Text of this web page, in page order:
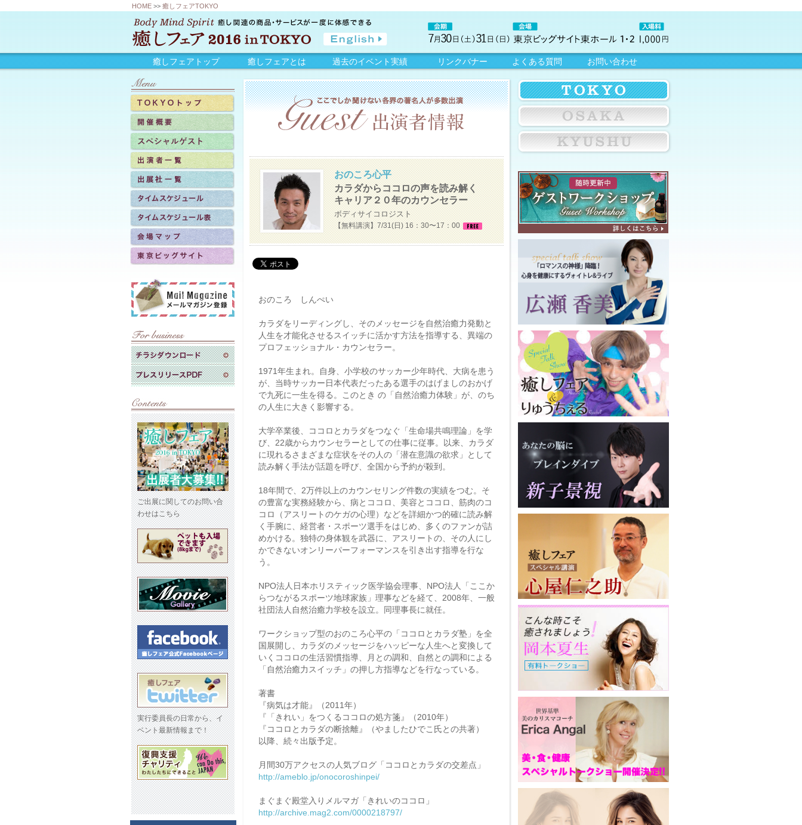
HOME>> 癒しフェアTOKYO
癒しフェアトップ 癒しフェアとは 過去のイベント実績 リンクバナー よくある質問 お問い合わせ
ご出展に関してのお問い合
わせはこちら
実行委員長の日常から、イ
ベント最新情報まで！
おのころ心平
カラダからココロの声を読み解く
キャリア２０年のカウンセラー
ボディサイコロジスト
【無料講演】7/31(日) 16：30〜17：00
おのころ しんぺい
カラダをリーディングし、そのメッセージを自然治癒力発動と
人生を才能化させるスイッチに活かす方法を指導する、異端の
プロフェッショナル・カウンセラー。
1971年生まれ。自身、小学校のサッカー少年時代、大病を患う
が、当時サッカー日本代表だったある選手のはげましのおかげ
で九死に一生を得る。このとき の「自然治癒力体験」が、のち
の人生に大きく影響する。
大学卒業後、ココロとカラダをつなぐ「生命場共鳴理論」を学
び、22歳からカウンセラーとしての仕事に従事。以来、カラダ
に現れるさまざまな症状をその人の「潜在意識の欲求」として
読み解く手法が話題を呼び、全国から予約が殺到。
18年間で、2万件以上のカウンセリング件数の実績をつむ。そ
の豊富な実務経験から、病とココロ、美容とココロ、筋肉のコ
コロ（アスリートのケガの心理）などを詳細かつ的確に読み解
く手腕に、経営者・スポーツ選手をはじめ、多くのファンが詰
めかける。独特の身体観を武器に、アスリートの、その人にし
かできないオンリーパーフォーマンスを引き出す指導を行な
う。
NPO法人日本ホリスティック医学協会理事、NPO法人「ここか
らつながるスポーツ地球家族」理事などを経て、2008年、一般
社団法人自然治癒力学校を設立。同理事長に就任。
ワークショップ型のおのころ心平の「ココロとカラダ塾」を全
国展開し、カラダのメッセージをハッピーな人生へと変換して
いくココロの生活習慣指導、月との調和、自然との調和による
「自然治癒力スイッチ」の押し方指導などを行なっている。
著書
『病気は才能』（2011年）
『「きれい」をつくるココロの処方箋』（2010年）
『ココロとカラダの断捨離』（やましたひでこ氏との共著）
以降、続々出版予定。
月間30万アクセスの人気ブログ「ココロとカラダの交差点」
http://ameblo.jp/onocoroshinpei/
まぐまぐ殿堂入りメルマガ「きれいのココロ」
http://archive.mag2.com/0000218797/